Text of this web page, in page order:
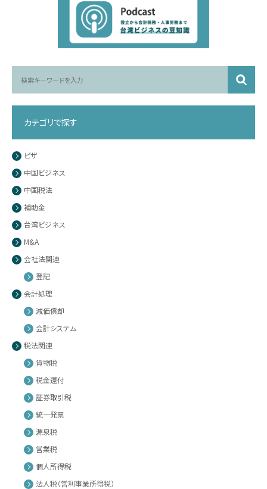
カテゴリで探す
ビザ
中国ビジネス
中国税法
補助金
台湾ビジネス
M&A
会社法関連
登記
会計処理
減価償却
会計システム
税法関連
貨物税
税金還付
証券取引税
統一発票
源泉税
営業税
個人所得税
法人税（営利事業所得税）